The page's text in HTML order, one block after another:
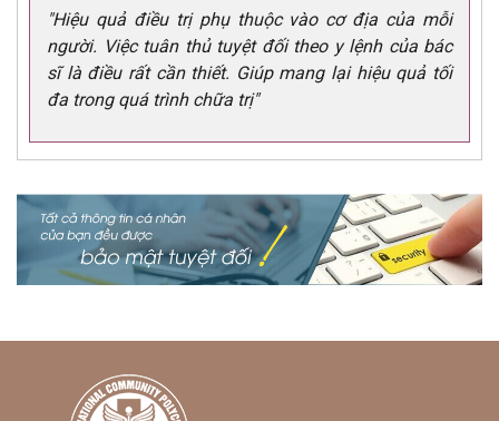
"Hiệu quả điều trị phụ thuộc vào cơ địa của mỗi
người. Việc tuân thủ tuyệt đối theo y lệnh của bác
sĩ là điều rất cần thiết. Giúp mang lại hiệu quả tối
đa trong quá trình chữa trị"